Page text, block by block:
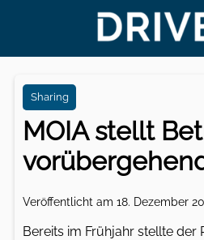
Sharing
MOIA stellt
Veröffentlicht am 18. Dezember
Bereits im Frühjahr stellte der